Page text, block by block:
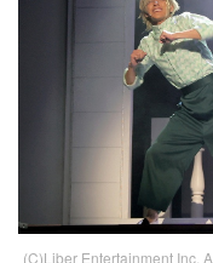
(C)Liber Entertainment Inc.